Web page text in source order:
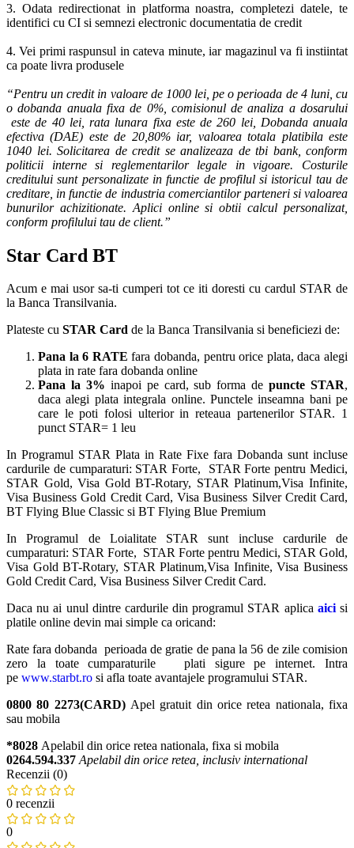
3. Odata redirectionat in platforma noastra, completezi datele, te
identifici cu CI si semnezi electronic documentatia de credit
4. Vei primi raspunsul in cateva minute, iar magazinul va fi instiintat
ca poate livra produsele
“Pentru un credit in valoare de 1000 lei, pe o perioada de 4 luni, cu
o dobanda anuala fixa de 0%, comisionul de analiza a dosarului
este de 40 lei, rata lunara fixa este de 260 lei, Dobanda anuala
efectiva (DAE) este de 20,80% iar, valoarea totala platibila este
1040 lei. Solicitarea de credit se analizeaza de tbi bank, conform
politicii interne si reglementarilor legale in vigoare. Costurile
creditului sunt personalizate in functie de profilul si istoricul tau de
creditare, in functie de industria comerciantilor parteneri si valoarea
bunurilor achizitionate. Aplici online si obtii calcul personalizat,
conform profilului tau de client.”
Star Card BT
Acum e mai usor sa-ti cumperi tot ce iti doresti cu cardul STAR de
la Banca Transilvania.
Plateste cu STAR Card de la Banca Transilvania si beneficiezi de:
Pana la 6 RATE fara dobanda, pentru orice plata, daca alegi
plata in rate fara dobanda online
Pana la 3% inapoi pe card, sub forma depuncte STAR,
daca alegi plata integrala online. Punctele inseamna bani pe
care le poti folosi ulterior in reteaua partenerilor STAR. 1
punct STAR= 1 leu
In Programul STAR Plata in Rate Fixe fara Dobanda sunt incluse
cardurile de cumparaturi: STAR Forte, STAR Forte pentru Medici,
STAR Gold, Visa Gold BT-Rotary, STAR Platinum,Visa Infinite,
Visa Business Gold Credit Card, Visa Business Silver Credit Card,
BT Flying Blue Classic si BT Flying Blue Premium
In Programul de Loialitate STAR sunt incluse cardurile de
cumparaturi: STAR Forte, STAR Forte pentru Medici, STAR Gold,
Visa Gold BT-Rotary, STAR Platinum,Visa Infinite, Visa Business
Gold Credit Card, Visa Business Silver Credit Card.
Daca nu ai unul dintre cardurile din programul STAR aplica aicisi
platile online devin mai simple ca oricand:
Rate fara dobanda perioada de gratie de pana la 56 de zile comision
zero la toate cumparaturile plati sigure pe internet. Intra
pe www.starbt.ro si afla toate avantajele programului STAR.
0800 80 2273(CARD)Apel gratuit din orice retea nationala, fixa
sau mobila
*8028 Apelabil din orice retea nationala, fixa si mobila
0264.594.337 Apelabil din orice retea, inclusiv international
Recenzii (0)
0 recenzii
0